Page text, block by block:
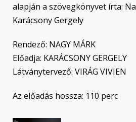
alapján a szövegkönyvet írta:
Karácsony Gergely
Rendező: NAGY MÁRK
Előadja: KARÁCSONY GERGELY
Látványtervező: VIRÁG VIVIEN
Az előadás hossza: 110 perc